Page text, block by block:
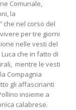
Comunale,
la
che nel corso del
per tre giorni
nelle vesti del
che in fatto di
mentre le vesti
Compagnia
gli affascinanti
insieme a
calabrese.